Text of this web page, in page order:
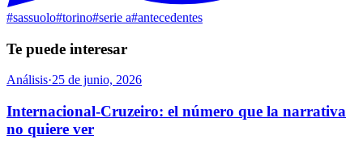
#sassuolo#torino#serie a#antecedentes
Te puede interesar
Análisis·25 de junio, 2026
Internacional-Cruzeiro: el número que la narrativa
no quiere ver